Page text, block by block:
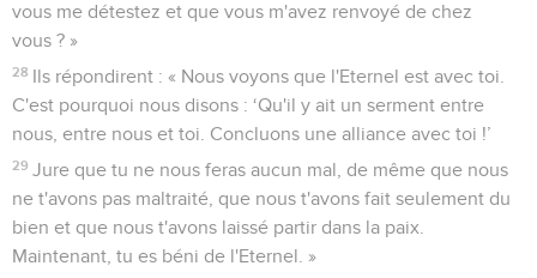
vous me détestez et que vous m'avez renvoyé de chez
vous ? »
28 Ils répondirent : « Nous voyons que l'Eternel est avec toi.
C'est pourquoi nous disons : ‘Qu'il y ait un serment entre
nous, entre nous et toi. Concluons une alliance avec toi !’
29 Jure que tu ne nous feras aucun mal, de même que nous
ne t'avons pas maltraité, que nous t'avons fait seulement du
bien et que nous t'avons laissé partir dans la paix.
Maintenant, tu es béni de l'Eternel. »